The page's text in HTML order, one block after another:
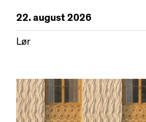
22.august2026
Lør